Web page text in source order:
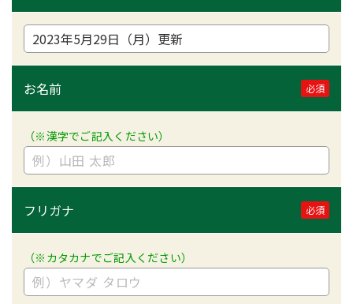
お名前 必須
（※漢字でご記入ください）
フリガナ 必須
（※カタカナでご記入ください）